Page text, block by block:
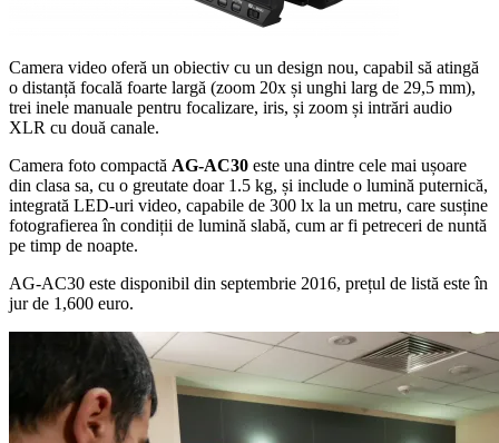
Camera video oferă un obiectiv cu un design nou, capabil să atingă
o distanță focală foarte largă (zoom 20x și unghi larg de 29,5 mm),
trei inele manuale pentru focalizare, iris, și zoom și intrări audio
XLR cu două canale.
Camera foto compactă AG-AC30 este una dintre cele mai ușoare
din clasa sa, cu o greutate doar 1.5 kg, și include o lumină puternică,
integrată LED-uri video, capabile de 300 lx la un metru, care susține
fotografierea în condiții de lumină slabă, cum ar fi petreceri de nuntă
pe timp de noapte.
AG-AC30 este disponibil din septembrie 2016, prețul de listă este în
jur de 1,600 euro.